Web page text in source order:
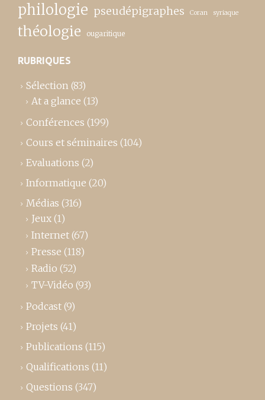
philologie pseudépigraphes Coran syriaque
théologie ougaritique
RUBRIQUES
Sélection (83)
At a glance (13)
Conférences (199)
Cours et séminaires (104)
Evaluations (2)
Informatique (20)
Médias (316)
Jeux (1)
Internet (67)
Presse (118)
Radio (52)
TV-Vidéo (93)
Podcast (9)
Projets (41)
Publications (115)
Qualifications (11)
Questions (347)